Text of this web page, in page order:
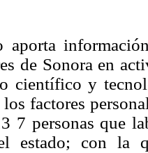
aporta
de Sonora en
científico y
los factores
7 personas que
estado; con la